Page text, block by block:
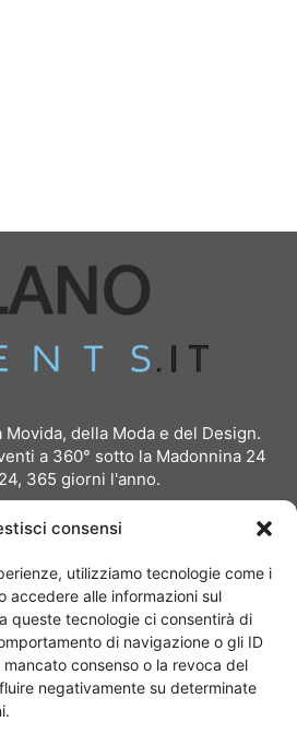
consensi
utilizziamo tecnologie come i
accedere alle informazioni sul
queste tecnologie ci consentirà di
di navigazione o gli ID
consenso o la revoca del
negativamente su determinate
della Moda e del Design.
a 360° sotto la Madonnina 24
365 giorni l'anno.
stampa:redazione@milanoevents.it
pubblicità e partnership:
SEGUICI